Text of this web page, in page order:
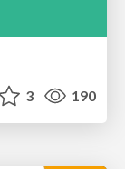
3 190